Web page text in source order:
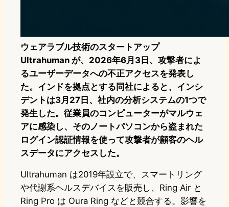
ウェアラブル技術のスタートアップ
Ultrahuman が、2026年6月3日、攻撃者によ
るユーザーデータへの不正アクセスを発表し
た。インドを拠点とする同社によると、インシ
デントは3月27日、社内の分析システムの1つで
発生した。従業員のコンピューターがマルウェ
アに感染し、そのノートパソコンから盗まれた
ログイン認証情報を使って攻撃者が顧客のヘル
スデータにアクセスした。
Ultrahuman は2019年設立で、スマートリング
や代謝系ヘルスデバイスを販売し、Ring Air と
Ring Pro は Oura Ring などと競合する。影響を